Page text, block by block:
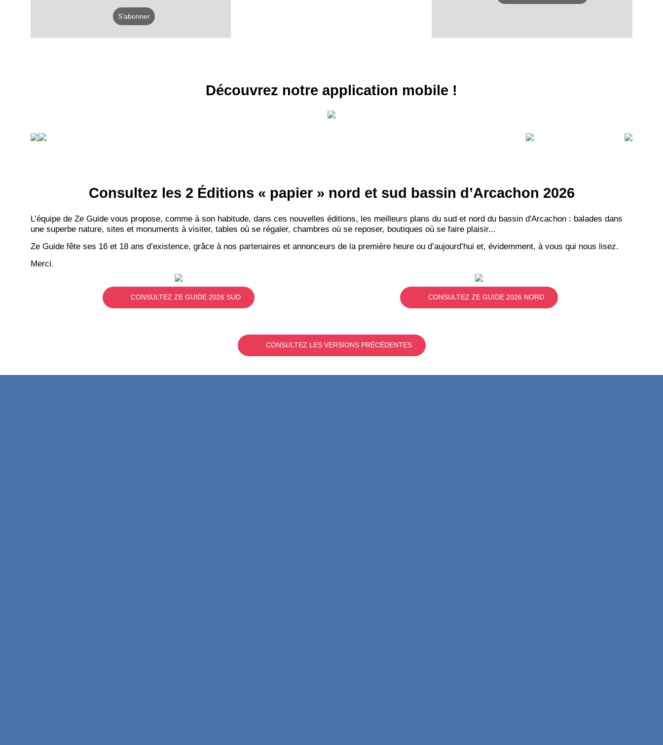
S'abonner
Découvrez notre application mobile !
Consultez les 2 Éditions « papier » nord et sud bassin d’Arcachon 2026
L’équipe de Ze Guide vous propose, comme à son habitude, dans ces nouvelles éditions, les meilleurs plans du sud et nord du bassin d'Arcachon : balades dans
une superbe nature, sites et monuments à visiter, tables où se régaler, chambres où se reposer, boutiques où se faire plaisir...
Ze Guide fête ses 16 et 18 ans d’existence, grâce à nos partenaires et annonceurs de la première heure ou d’aujourd’hui et, évidemment, à vous qui nous lisez.
Merci.
CONSULTEZ ZE GUIDE 2026 SUD CONSULTEZ ZE GUIDE 2026 NORD
CONSULTEZ LES VERSIONS PRÉCÉDENTES